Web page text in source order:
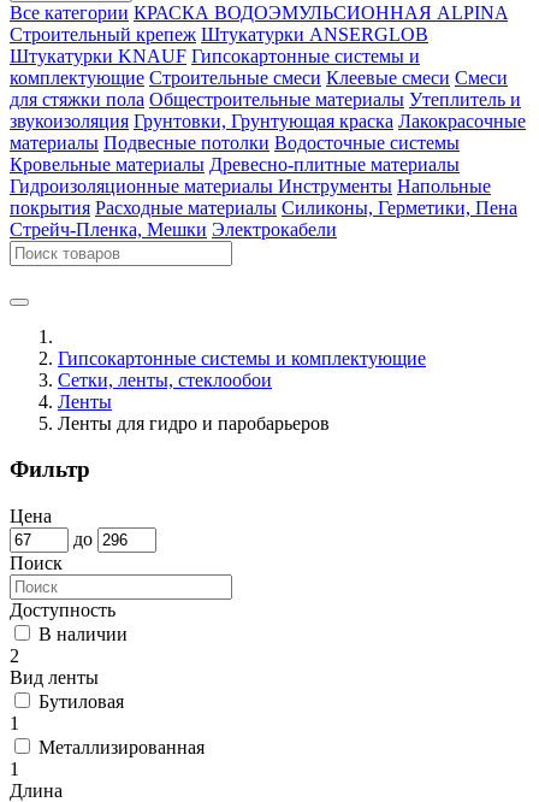
Все категории КРАСКА ВОДОЭМУЛЬСИОННАЯ ALPINA
Строительный крепеж Штукатурки ANSERGLOB
Штукатурки KNAUF Гипсокартонные системы и
комплектующие Строительные смеси Клеевые смеси Смеси
для стяжки пола Общестроительные материалы Утеплитель и
звукоизоляция Грунтовки, Грунтующая краска Лакокрасочные
материалы Подвесные потолки Водосточные системы
Кровельные материалы Древесно-плитные материалы
Гидроизоляционные материалы Инструменты Напольные
покрытия Расходные материалы Силиконы, Герметики, Пена
Стрейч-Пленка, Мешки Электрокабели
Гипсокартонные системы и комплектующие
Сетки, ленты, стеклообои
Ленты
Ленты для гидро и паробарьеров
Фильтр
Цена
до
Поиск
Доступность
В наличии
2
Вид ленты
Бутиловая
1
Металлизированная
1
Длина